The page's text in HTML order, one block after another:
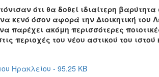
ότι θα δοθεί ιδιαίτερη
κενό όσον αφορά την Διοικητική του
παρέχει ακόμη περισσότερες
περιοχές του νέου αστικού του
Ηρακλείου - 95.25 KB